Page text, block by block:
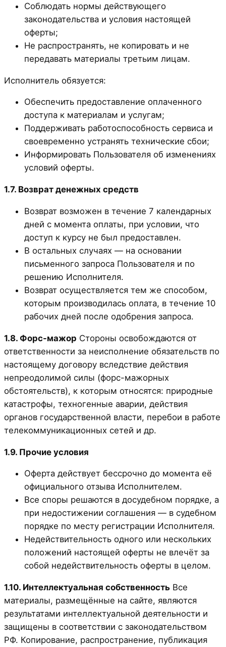
Соблюдать нормы действующего
законодательства и условия настоящей
оферты;
Не распространять, не копировать и не
передавать материалы третьим лицам.
Исполнитель обязуется:
Обеспечить предоставление оплаченного
доступа к материалам и услугам;
Поддерживать работоспособность сервиса и
своевременно устранять технические сбои;
Информировать Пользователя об изменениях
условий оферты.
1.7. Возврат денежных средств
Возврат возможен в течение 7 календарных
дней с момента оплаты, при условии, что
доступ к курсу не был предоставлен.
В остальных случаях — на основании
письменного запроса Пользователя и по
решению Исполнителя.
Возврат осуществляется тем же способом,
которым производилась оплата, в течение 10
рабочих дней после одобрения запроса.
1.8. Форс-мажор Стороны освобождаются от
ответственности за неисполнение обязательств по
настоящему договору вследствие действия
непреодолимой силы (форс-мажорных
обстоятельств), к которым относятся: природные
катастрофы, техногенные аварии, действия
органов государственной власти, перебои в работе
телекоммуникационных сетей и др.
1.9. Прочие условия
Оферта действует бессрочно до момента её
официального отзыва Исполнителем.
Все споры решаются в досудебном порядке, а
при недостижении соглашения — в судебном
порядке по месту регистрации Исполнителя.
Недействительность одного или нескольких
положений настоящей оферты не влечёт за
собой недействительность оферты в целом.
1.10. Интеллектуальная собственность Все
материалы, размещённые на сайте, являются
результатами интеллектуальной деятельности и
защищены в соответствии с законодательством
РФ. Копирование, распространение, публикация